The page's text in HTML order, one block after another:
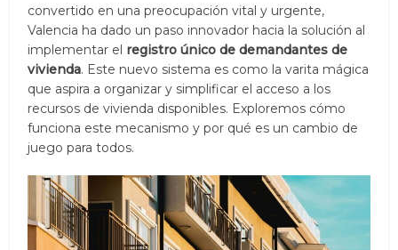
convertido en una preocupación vital y urgente,
Valencia ha dado un paso innovador hacia la solución al
implementar el registro único de demandantes de
vivienda. Este nuevo sistema es como la varita mágica
que aspira a organizar y simplificar el acceso a los
recursos de vivienda disponibles. Exploremos cómo
funciona este mecanismo y por qué es un cambio de
juego para todos.